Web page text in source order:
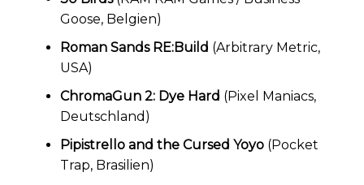
Goose, Belgien)
Roman Sands RE:Build (Arbitrary Metric,
USA)
ChromaGun 2: Dye Hard (Pixel Maniacs,
Deutschland)
Pipistrello and the Cursed Yoyo(Pocket
Trap, Brasilien)